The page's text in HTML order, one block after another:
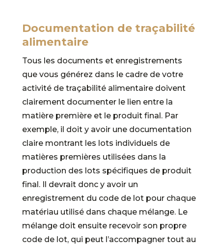
Documentation de traçabilité
alimentaire
Tous les documents et enregistrements
que vous générez dans le cadre de votre
activité de traçabilité alimentaire doivent
clairement documenter le lien entre la
matière première et le produit final. Par
exemple, il doit y avoir une documentation
claire montrant les lots individuels de
matières premières utilisées dans la
production des lots spécifiques de produit
final. Il devrait donc y avoir un
enregistrement du code de lot pour chaque
matériau utilisé dans chaque mélange. Le
mélange doit ensuite recevoir son propre
code de lot, qui peut l’accompagner tout au